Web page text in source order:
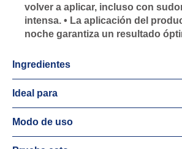
volver a aplicar, incluso con
intensa. • La aplicación del
noche garantiza un resultado
Ingredientes
Ideal para
Modo de uso